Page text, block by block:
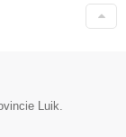
Luik.